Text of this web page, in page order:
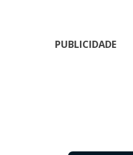
PUBLICIDADE